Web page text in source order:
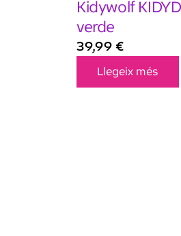
Kidywolf
verde
39,99 €
Llegeix més